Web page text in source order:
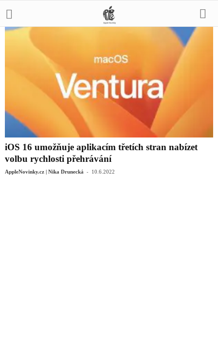
iOS 16 umožňuje aplikacím třetích stran nabízet
volbu rychlosti přehrávání
AppleNovinky.cz | Nika Drunecká - 10.6.2022